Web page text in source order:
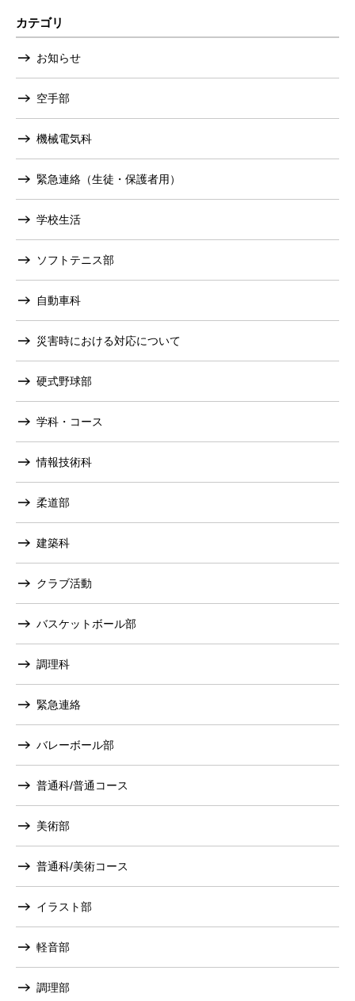
カテゴリ
お知らせ
空手部
機械電気科
緊急連絡（生徒・保護者用）
学校生活
ソフトテニス部
自動車科
災害時における対応について
硬式野球部
学科・コース
情報技術科
柔道部
建築科
クラブ活動
バスケットボール部
調理科
緊急連絡
バレーボール部
普通科/普通コース
美術部
普通科/美術コース
イラスト部
軽音部
調理部